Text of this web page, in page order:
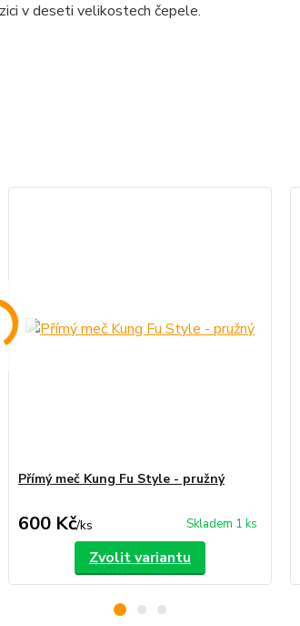
v deseti velikostech čepele.
Přímý meč Kung Fu Style - pružný
600 Kč/ks Skladem 1 ks
Zvolit variantu